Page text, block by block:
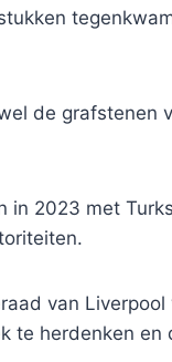
de grafstenen
in 2023 met
van
te herdenken